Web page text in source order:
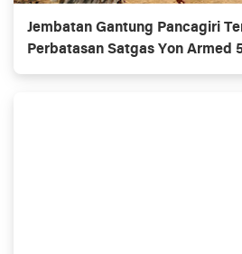
Jembatan Gantung Pancagiri
Perbatasan Satgas Yon Armed
Vertikal Rescue Dan PT MA/